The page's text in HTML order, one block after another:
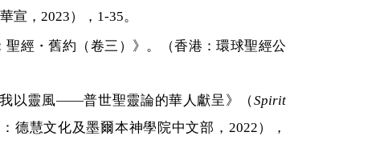
，2023），1-35。
經・舊約（卷三）》。（香港：環球聖經公
以靈風——普世聖靈論的華人獻呈》（Spirit
德慧文化及墨爾本神學院中文部， 2022），